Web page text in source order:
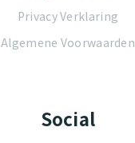
Privacy Verklaring
Algemene Voorwaarden
Social